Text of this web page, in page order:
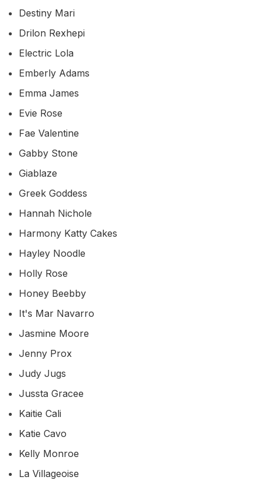
Destiny Mari
Drilon Rexhepi
Electric Lola
Emberly Adams
Emma James
Evie Rose
Fae Valentine
Gabby Stone
Giablaze
Greek Goddess
Hannah Nichole
Harmony Katty Cakes
Hayley Noodle
Holly Rose
Honey Beebby
It's Mar Navarro
Jasmine Moore
Jenny Prox
Judy Jugs
Jussta Gracee
Kaitie Cali
Katie Cavo
Kelly Monroe
La Villageoise